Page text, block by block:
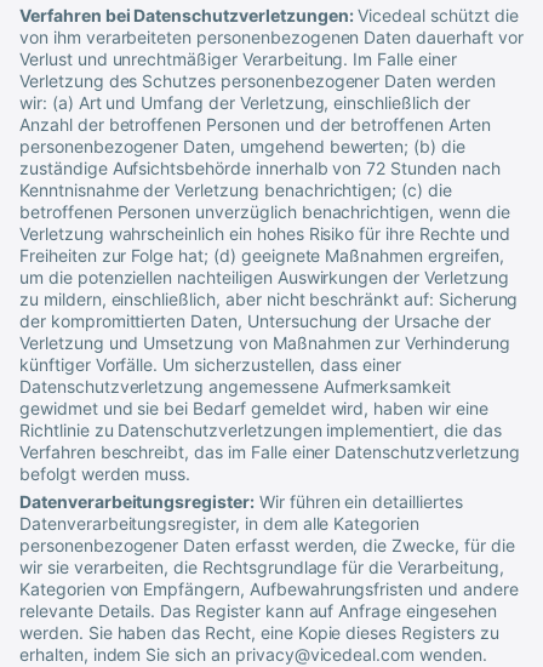
Verfahren bei Datenschutzverletzungen: Vicedeal schützt die
von ihm verarbeiteten personenbezogenen Daten dauerhaft vor
Verlust und unrechtmäßiger Verarbeitung. Im Falle einer
Verletzung des Schutzes personenbezogener Daten werden
wir: (a) Art und Umfang der Verletzung, einschließlich der
Anzahl der betroffenen Personen und der betroffenen Arten
personenbezogener Daten, umgehend bewerten; (b) die
zuständige Aufsichtsbehörde innerhalb von 72 Stunden nach
Kenntnisnahme der Verletzung benachrichtigen; (c) die
betroffenen Personen unverzüglich benachrichtigen, wenn die
Verletzung wahrscheinlich ein hohes Risiko für ihre Rechte und
Freiheiten zur Folge hat; (d) geeignete Maßnahmen ergreifen,
um die potenziellen nachteiligen Auswirkungen der Verletzung
zu mildern, einschließlich, aber nicht beschränkt auf: Sicherung
der kompromittierten Daten, Untersuchung der Ursache der
Verletzung und Umsetzung von Maßnahmen zur Verhinderung
künftiger Vorfälle. Um sicherzustellen, dass einer
Datenschutzverletzung angemessene Aufmerksamkeit
gewidmet und sie bei Bedarf gemeldet wird, haben wir eine
Richtlinie zu Datenschutzverletzungen implementiert, die das
Verfahren beschreibt, das im Falle einer Datenschutzverletzung
befolgt werden muss.
Datenverarbeitungsregister:Wir führen ein detailliertes
Datenverarbeitungsregister, in dem alle Kategorien
personenbezogener Daten erfasst werden, die Zwecke, für die
wir sie verarbeiten, die Rechtsgrundlage für die Verarbeitung,
Kategorien von Empfängern, Aufbewahrungsfristen und andere
relevante Details. Das Register kann auf Anfrage eingesehen
werden. Sie haben das Recht, eine Kopie dieses Registers zu
erhalten, indem Sie sich an privacy@vicedeal.com wenden.